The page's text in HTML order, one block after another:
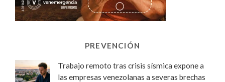
PREVENCIÓN
Trabajo remoto tras crisis sísmica expone a
las empresas venezolanas a severas brechas